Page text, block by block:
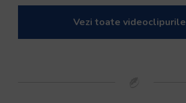
Vezi toate videoclipurile